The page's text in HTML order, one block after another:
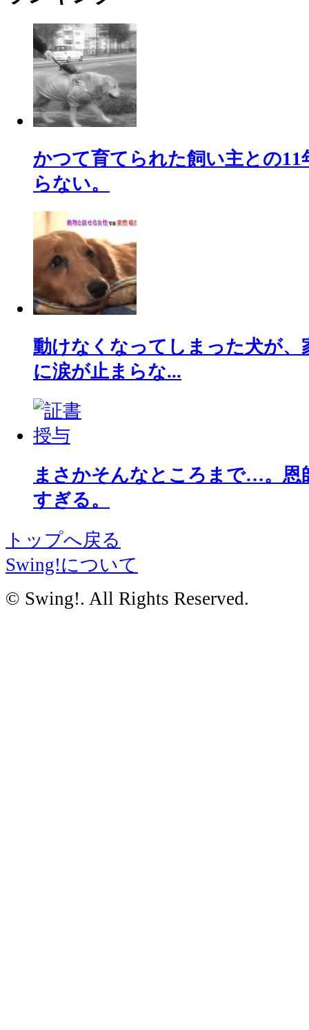
かつて育てられた飼い主との
らない。
動けなくなってしまった犬が
に涙が止まらな...
まさかそんなところまで…。恩
すぎる。
トップへ戻る
Swing!について
© Swing!. All Rights Reserved.